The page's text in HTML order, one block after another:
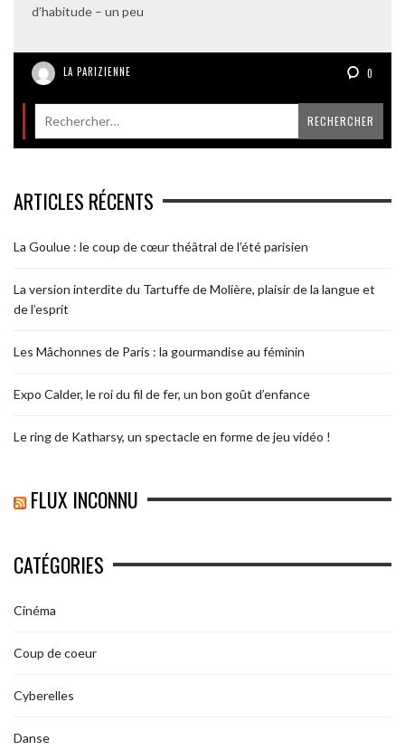
d’habitude – un peu
LA PARIZIENNE 0
ARTICLES RÉCENTS
La Goulue : le coup de cœur théâtral de l’été parisien
La version interdite du Tartuffe de Molière, plaisir de la langue et
de l’esprit
Les Mâchonnes de Paris : la gourmandise au féminin
Expo Calder, le roi du fil de fer, un bon goût d’enfance
Le ring de Katharsy, un spectacle en forme de jeu vidéo !
FLUX INCONNU
CATÉGORIES
Cinéma
Coup de coeur
Cyberelles
Danse